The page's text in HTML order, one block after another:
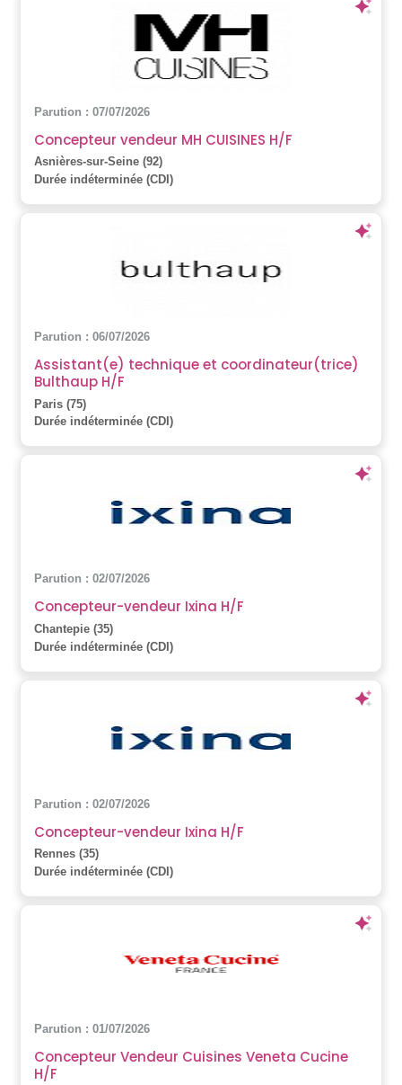
Parution : 07/07/2026
Concepteur vendeur MH CUISINES H/F
Asnières-sur-Seine (92)
Durée indéterminée (CDI)
Parution : 06/07/2026
Assistant(e) technique et coordinateur(trice)
Bulthaup H/F
Paris (75)
Durée indéterminée (CDI)
Parution : 02/07/2026
Concepteur-vendeur Ixina H/F
Chantepie (35)
Durée indéterminée (CDI)
Parution : 02/07/2026
Concepteur-vendeur Ixina H/F
Rennes (35)
Durée indéterminée (CDI)
Parution : 01/07/2026
Concepteur Vendeur Cuisines Veneta Cucine
H/F